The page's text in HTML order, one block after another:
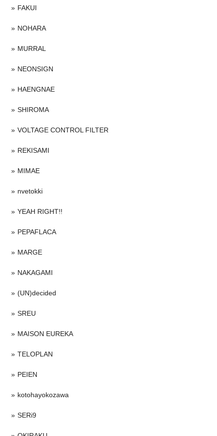
FAKUI
NOHARA
MURRAL
NEONSIGN
HAENGNAE
SHIROMA
VOLTAGE CONTROL FILTER
REKISAMI
MIMAE
nvetokki
YEAH RIGHT!!
PEPAFLACA
MARGE
NAKAGAMI
(UN)decided
SREU
MAISON EUREKA
TELOPLAN
PEIEN
kotohayokozawa
SERi9